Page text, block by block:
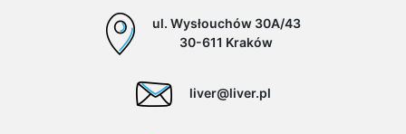
ul. Wysłouchów 30A/43
30-611 Kraków
liver@liver.pl